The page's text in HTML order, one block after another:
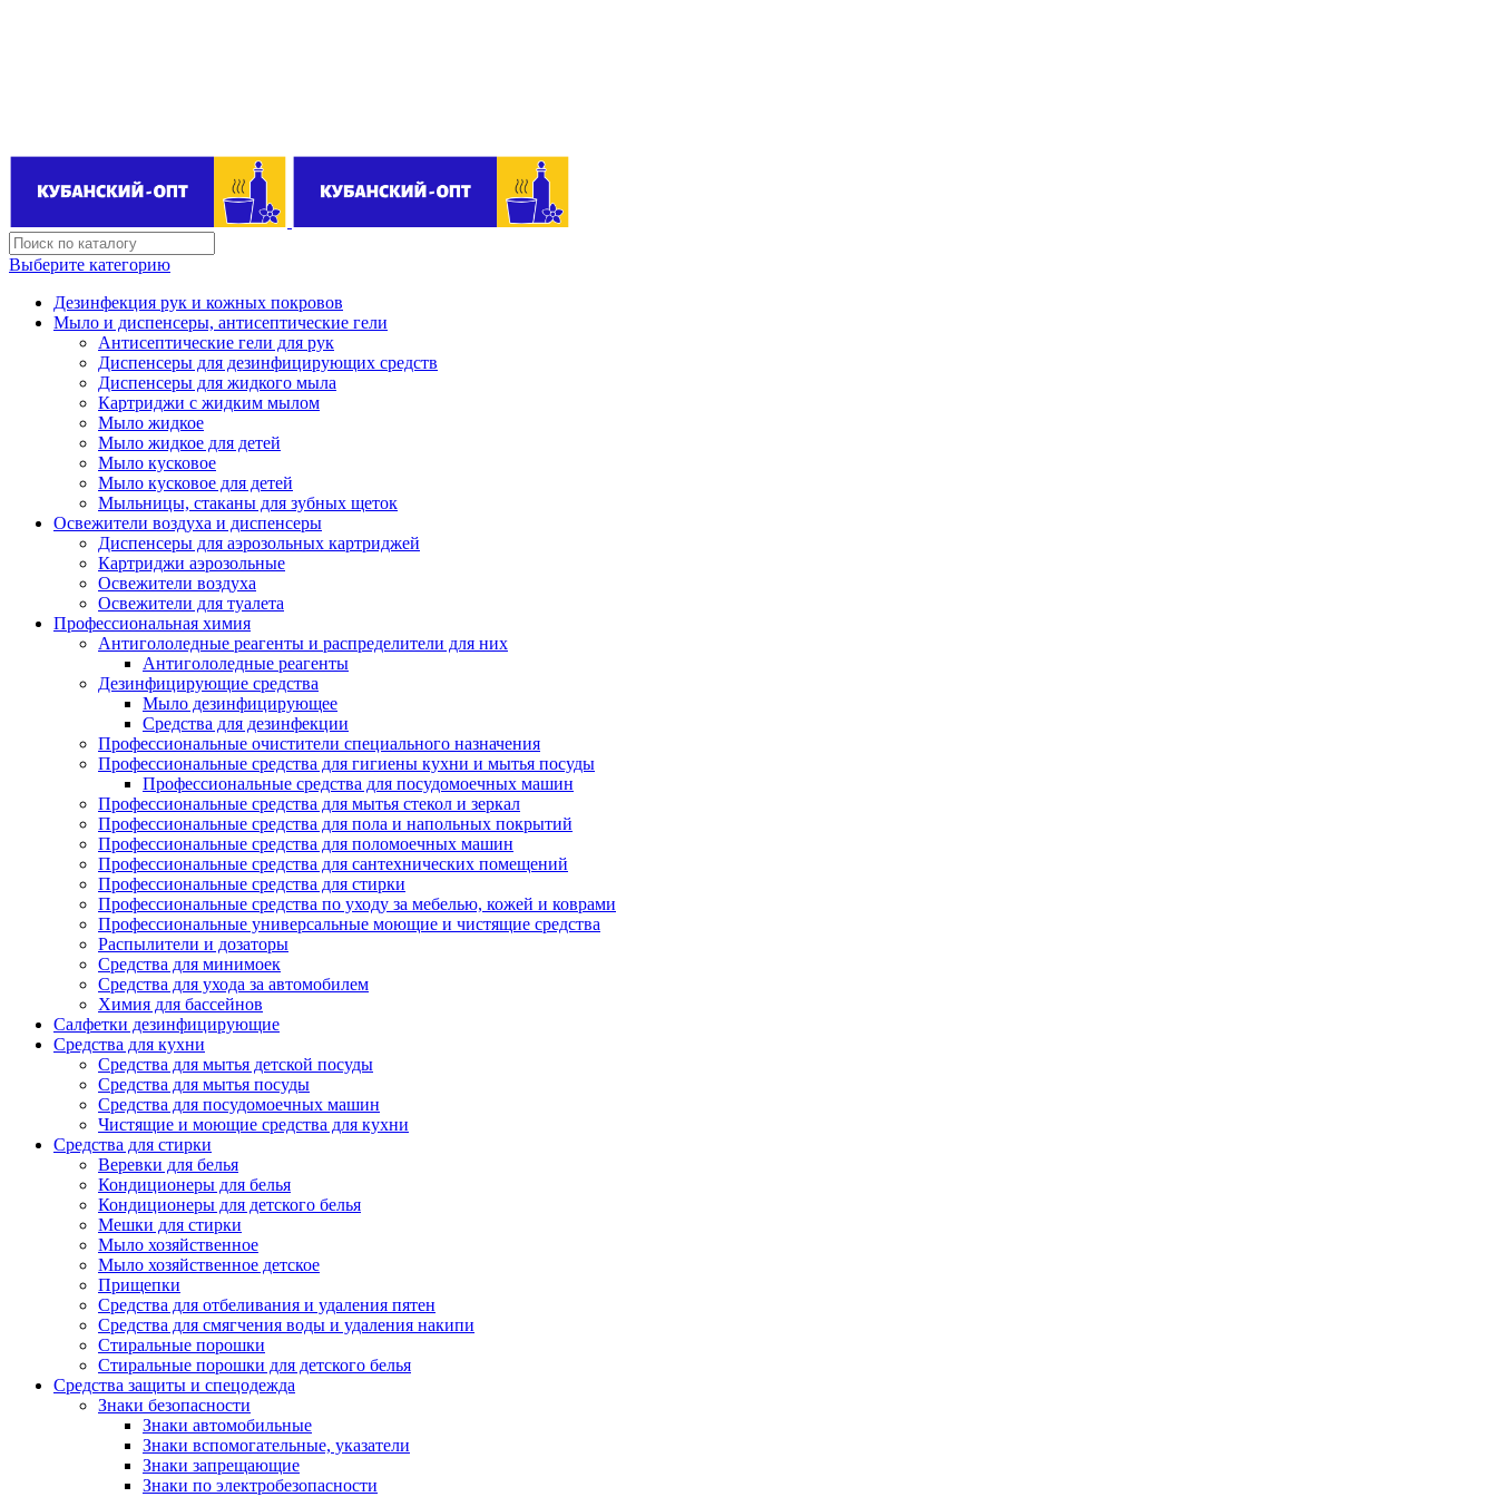
Выберите категорию
Дезинфекция рук и кожных покровов
Мыло и диспенсеры, антисептические гели
Антисептические гели для рук
Диспенсеры для дезинфицирующих средств
Диспенсеры для жидкого мыла
Картриджи с жидким мылом
Мыло жидкое
Мыло жидкое для детей
Мыло кусковое
Мыло кусковое для детей
Мыльницы, стаканы для зубных щеток
Освежители воздуха и диспенсеры
Диспенсеры для аэрозольных картриджей
Картриджи аэрозольные
Освежители воздуха
Освежители для туалета
Профессиональная химия
Антигололедные реагенты и распределители для них
Антигололедные реагенты
Дезинфицирующие средства
Мыло дезинфицирующее
Средства для дезинфекции
Профессиональные очистители специального назначения
Профессиональные средства для гигиены кухни и мытья посуды
Профессиональные средства для посудомоечных машин
Профессиональные средства для мытья стекол и зеркал
Профессиональные средства для пола и напольных покрытий
Профессиональные средства для поломоечных машин
Профессиональные средства для сантехнических помещений
Профессиональные средства для стирки
Профессиональные средства по уходу за мебелью, кожей и коврами
Профессиональные универсальные моющие и чистящие средства
Распылители и дозаторы
Средства для минимоек
Средства для ухода за автомобилем
Химия для бассейнов
Салфетки дезинфицирующие
Средства для кухни
Средства для мытья детской посуды
Средства для мытья посуды
Средства для посудомоечных машин
Чистящие и моющие средства для кухни
Средства для стирки
Веревки для белья
Кондиционеры для белья
Кондиционеры для детского белья
Мешки для стирки
Мыло хозяйственное
Мыло хозяйственное детское
Прищепки
Средства для отбеливания и удаления пятен
Средства для смягчения воды и удаления накипи
Стиральные порошки
Стиральные порошки для детского белья
Средства защиты и спецодежда
Знаки безопасности
Знаки автомобильные
Знаки вспомогательные, указатели
Знаки запрещающие
Знаки по электробезопасности